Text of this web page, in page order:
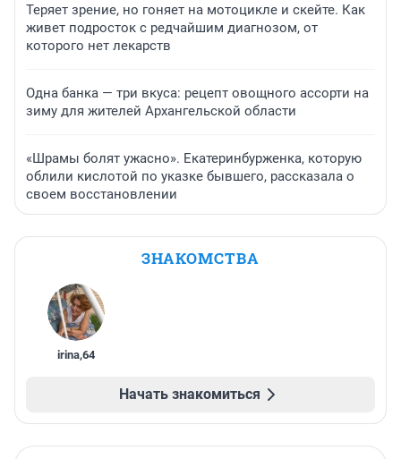
Теряет зрение, но гоняет на мотоцикле и скейте. Как
живет подросток с редчайшим диагнозом, от
которого нет лекарств
Одна банка — три вкуса: рецепт овощного ассорти на
зиму для жителей Архангельской области
«Шрамы болят ужасно». Екатеринбурженка, которую
облили кислотой по указке бывшего, рассказала о
своем восстановлении
ЗНАКОМСТВА
irina,64
Начать знакомиться